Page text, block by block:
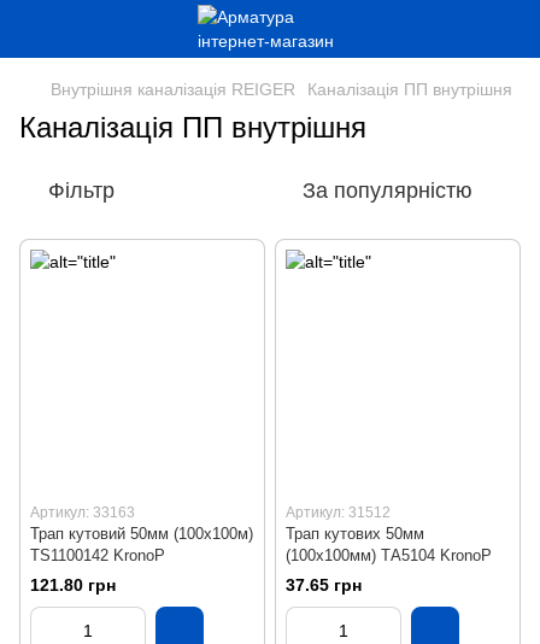
Внутрішня каналізація REIGER Каналізація ПП внутрішня
Каналізація ПП внутрішня
Фільтр За популярністю
Артикул: 33163
Трап кутовий 50мм (100x100м)
ТS1100142 KronoP
121.80 грн
Артикул: 31512
Трап кутових 50мм
(100x100мм) ТА5104 KronoP
37.65 грн